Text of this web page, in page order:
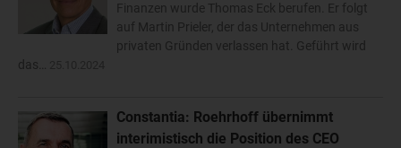
Finanzen wurde Thomas Eck berufen. Er folgt
auf Martin Prieler, der das Unternehmen aus
privaten Gründen verlassen hat. Geführt wird
das…
Constantia: Roehrhoff übernimmt
interimistisch die Position des CEO